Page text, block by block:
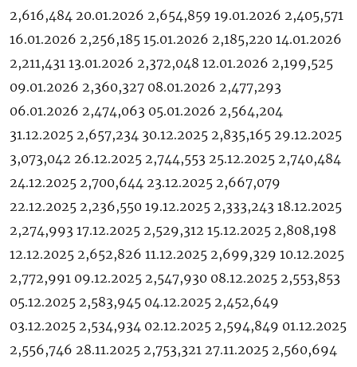
2,616,484 20.01.2026 2,654,859 19.01.2026 2,405,571
16.01.2026 2,256,185 15.01.2026 2,185,220 14.01.2026
2,211,431 13.01.2026 2,372,048 12.01.2026 2,199,525
09.01.2026 2,360,327 08.01.2026 2,477,293
06.01.2026 2,474,063 05.01.2026 2,564,204
31.12.2025 2,657,234 30.12.2025 2,835,165 29.12.2025
3,073,042 26.12.2025 2,744,553 25.12.2025 2,740,484
24.12.2025 2,700,644 23.12.2025 2,667,079
22.12.2025 2,236,550 19.12.2025 2,333,243 18.12.2025
2,274,993 17.12.2025 2,529,312 15.12.2025 2,808,198
12.12.2025 2,652,826 11.12.2025 2,699,329 10.12.2025
2,772,991 09.12.2025 2,547,930 08.12.2025 2,553,853
05.12.2025 2,583,945 04.12.2025 2,452,649
03.12.2025 2,534,934 02.12.2025 2,594,849 01.12.2025
2,556,746 28.11.2025 2,753,321 27.11.2025 2,560,694